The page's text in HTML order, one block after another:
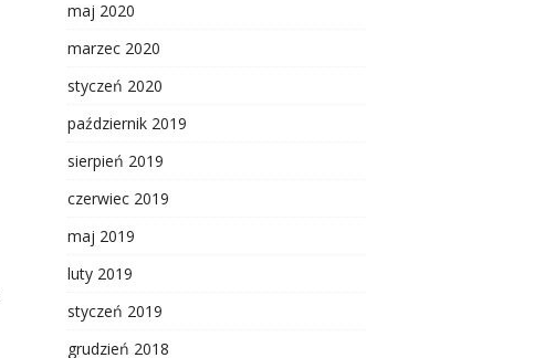
maj 2020
marzec 2020
styczeń 2020
październik 2019
sierpień 2019
czerwiec 2019
maj 2019
luty 2019
styczeń 2019
grudzień 2018